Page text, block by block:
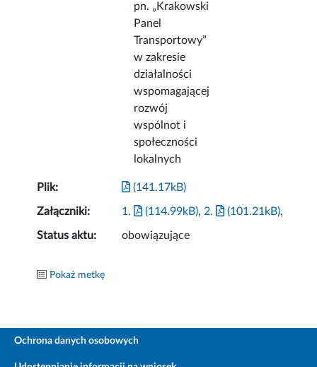
pn. „Krakowski
Panel
Transportowy”
w zakresie
działalności
wspomagającej
rozwój
wspólnot i
społeczności
lokalnych
Plik: (141.17kB)
Załączniki: 1. (114.99kB), 2. (101.21kB),
Status aktu: obowiązujące
Pokaż metkę
Ochrona danych osobowych